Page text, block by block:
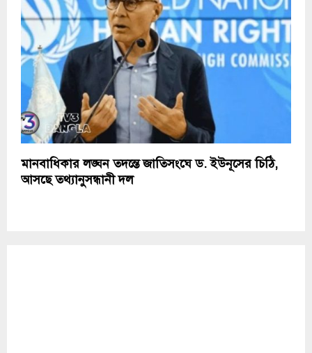
মানবাধিকার লঙ্ঘন তদন্তে জাতিসংঘে ড. ইউনূসের চিঠি,
আসছে তথ্যানুসন্ধানী দল